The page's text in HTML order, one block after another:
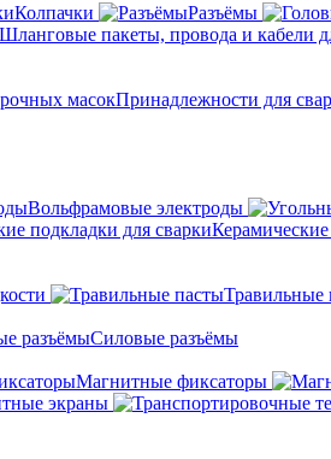
Колпачки Разъёмы
Шланговые пакеты, провода и кабели
Принадлежности для
Вольфрамовые электроды
Травильные
Силовые разъёмы
Магнитные фиксаторы
экраны